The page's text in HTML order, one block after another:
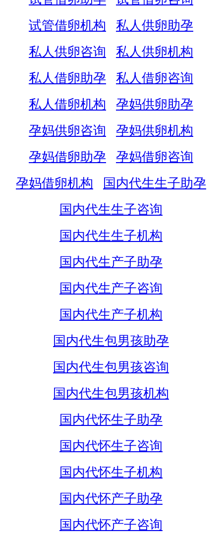
试管借卵机构
私人供卵助孕
私人供卵咨询
私人供卵机构
私人借卵助孕
私人借卵咨询
私人借卵机构
孕妈供卵助孕
孕妈供卵咨询
孕妈供卵机构
孕妈借卵助孕
孕妈借卵咨询
孕妈借卵机构
国内代生生子助孕
国内代生生子咨询
国内代生生子机构
国内代生产子助孕
国内代生产子咨询
国内代生产子机构
国内代生包男孩助孕
国内代生包男孩咨询
国内代生包男孩机构
国内代怀生子助孕
国内代怀生子咨询
国内代怀生子机构
国内代怀产子助孕
国内代怀产子咨询